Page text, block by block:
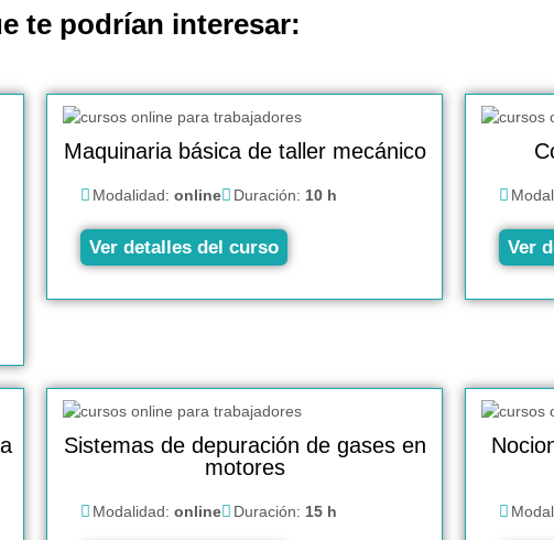
te podrían interesar:
Maquinaria básica de taller mecánico
Modalidad: online Duración: 10 h
Ver detalles del curso Ver
Sistemas de depuración de gases en
motores
Modalidad: online Duración: 15 h